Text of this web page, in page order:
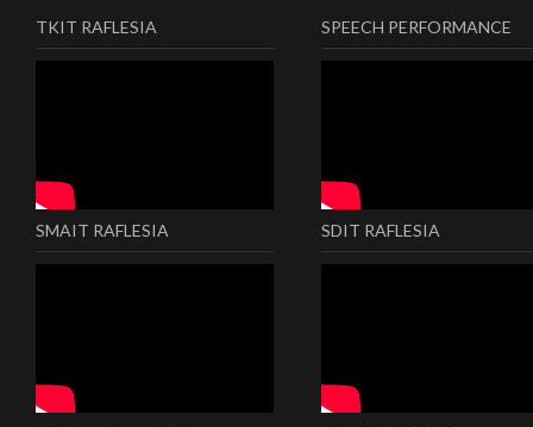
TKIT RAFLESIA
SMAIT RAFLESIA
SPEECH PERFORMANCE
SDIT RAFLESIA